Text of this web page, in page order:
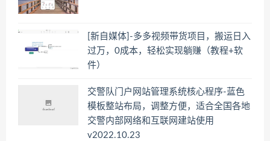
[新自媒体]-多多视频带货项目，搬运日入
过万，0成本，轻松实现躺赚（教程+软
件）
交警队门户网站管理系统核心程序-蓝色
模板整站布局，调整方便，适合全国各地
交警内部网络和互联网建站使用
v2022.10.23